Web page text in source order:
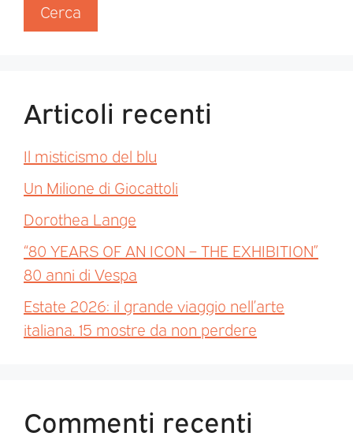
Cerca
Articoli recenti
Il misticismo del blu
Un Milione di Giocattoli
Dorothea Lange
“80 YEARS OF AN ICON – THE EXHIBITION”
80 anni di Vespa
Estate 2026: il grande viaggio nell’arte
italiana. 15 mostre da non perdere
Commenti recenti